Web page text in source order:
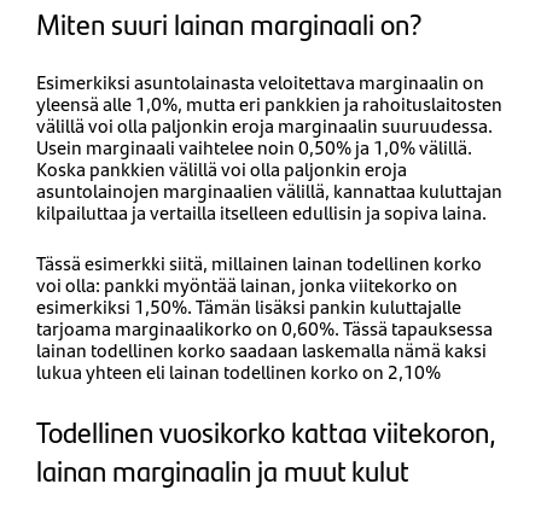
Miten suuri lainan marginaali on?
Esimerkiksi asuntolainasta veloitettava marginaalin on
yleensä alle 1,0%, mutta eri pankkien ja rahoituslaitosten
välillä voi olla paljonkin eroja marginaalin suuruudessa.
Usein marginaali vaihtelee noin 0,50% ja 1,0% välillä.
Koska pankkien välillä voi olla paljonkin eroja
asuntolainojen marginaalien välillä, kannattaa kuluttajan
kilpailuttaa ja vertailla itselleen edullisin ja sopiva laina.
Tässä esimerkki siitä, millainen lainan todellinen korko
voi olla: pankki myöntää lainan, jonka viitekorko on
esimerkiksi 1,50%. Tämän lisäksi pankin kuluttajalle
tarjoama marginaalikorko on 0,60%. Tässä tapauksessa
lainan todellinen korko saadaan laskemalla nämä kaksi
lukua yhteen eli lainan todellinen korko on 2,10%
Todellinen vuosikorko kattaa viitekoron,
lainan marginaalin ja muut kulut